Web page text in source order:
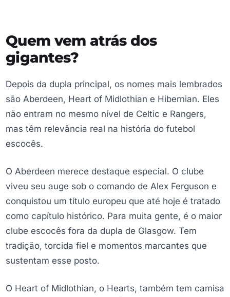
Quem vem atrás dos
gigantes?
Depois da dupla principal, os nomes mais lembrados
são Aberdeen, Heart of Midlothian e Hibernian. Eles
não entram no mesmo nível de Celtic e Rangers,
mas têm relevância real na história do futebol
escocês.
O Aberdeen merece destaque especial. O clube
viveu seu auge sob o comando de Alex Ferguson e
conquistou um título europeu que até hoje é tratado
como capítulo histórico. Para muita gente, é o maior
clube escocês fora da dupla de Glasgow. Tem
tradição, torcida fiel e momentos marcantes que
sustentam esse posto.
O Heart of Midlothian, o Hearts, também tem camisa